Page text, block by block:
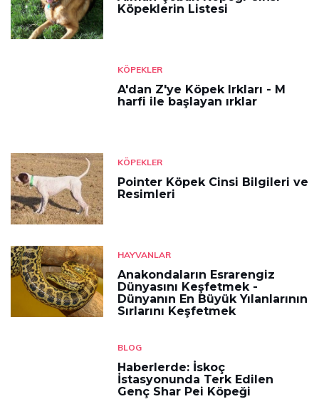
Köpeklerin Listesi
KÖPEKLER
A'dan Z'ye Köpek Irkları - M
harfi ile başlayan ırklar
KÖPEKLER
Pointer Köpek Cinsi Bilgileri ve
Resimleri
HAYVANLAR
Anakondaların Esrarengiz
Dünyasını Keşfetmek -
Dünyanın En Büyük Yılanlarının
Sırlarını Keşfetmek
BLOG
Haberlerde: İskoç
İstasyonunda Terk Edilen
Genç Shar Pei Köpeği